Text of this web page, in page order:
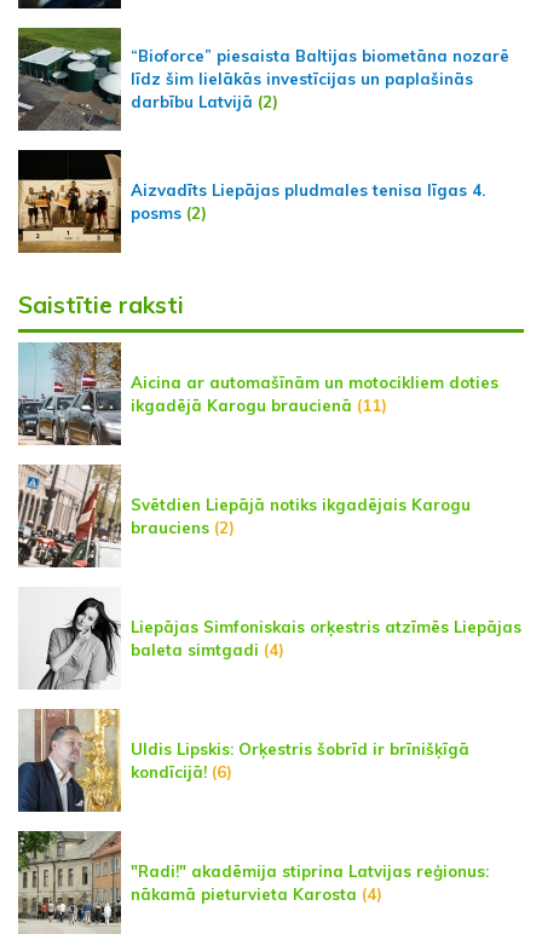
“Bioforce” piesaista Baltijas biometāna nozarē
līdz šim lielākās investīcijas un paplašinās
darbību Latvijā (2)
Aizvadīts Liepājas pludmales tenisa līgas 4.
posms (2)
Saistītie raksti
Aicina ar automašīnām un motocikliem doties
ikgadējā Karogu braucienā (11)
Svētdien Liepājā notiks ikgadējais Karogu
brauciens (2)
Liepājas Simfoniskais orķestris atzīmēs Liepājas
baleta simtgadi (4)
Uldis Lipskis: Orķestris šobrīd ir brīnišķīgā
kondīcijā! (6)
"Radi!" akadēmija stiprina Latvijas reģionus:
nākamā pieturvieta Karosta (4)